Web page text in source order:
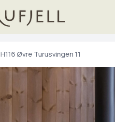
H116 Øvre Turusvingen 11